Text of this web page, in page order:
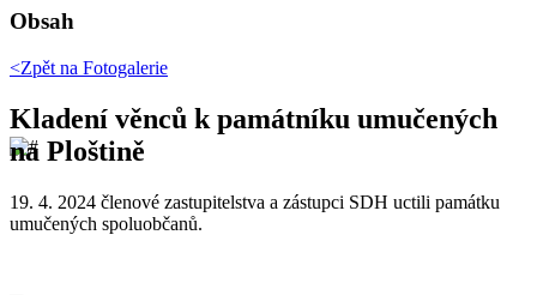
Obsah
<Zpět na Fotogalerie
Kladení věnců k památníku umučených
na Ploštině
19. 4. 2024 členové zastupitelstva a zástupci SDH uctili památku
umučených spoluobčanů.